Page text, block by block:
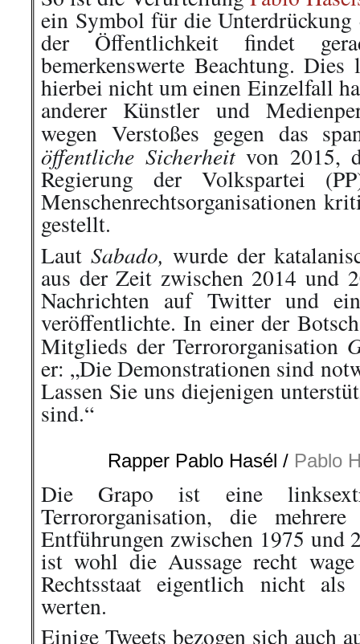
ein Symbol für die
der Öffentlichkeit findet
bemerkenswerte Beachtung.
hierbei nicht um einen Einzelfall
anderer Künstler und
wegen Verstoßes gegen das
öffentliche Sicherheitvon 2015,
Regierung der Volkspartei
Menschenrechtsorganisationen
gestellt.
Laut Sabado, wurde der
aus der Zeit zwischen 2014 und
Nachrichten auf Twitter und
veröffentlichte. In einer der
Mitglieds der Terrororganisation
er: „Die Demonstrationen sind
Lassen Sie uns diejenigen
sind.“
Rapper Pablo Hasél /Pablo
Die Grapo ist eine
Terrororganisation, die
Entführungen zwischen 1975 und
ist wohl die Aussage recht
Rechtsstaat eigentlich nicht
werten.
Einige Tweets bezogen sich auch